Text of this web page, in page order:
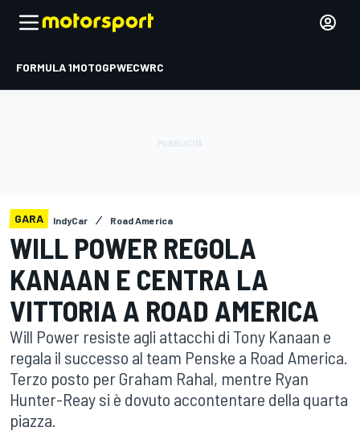
FORMULA 1MOTOGPWECWRC
GARA IndyCar Road America
WILL POWER REGOLA
KANAAN E CENTRA LA
VITTORIA A ROAD AMERICA
Will Power resiste agli attacchi di Tony Kanaan e
regala il successo al team Penske a Road America.
Terzo posto per Graham Rahal, mentre Ryan
Hunter-Reay si è dovuto accontentare della quarta
piazza.